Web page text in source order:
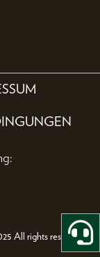
All rights reserved.